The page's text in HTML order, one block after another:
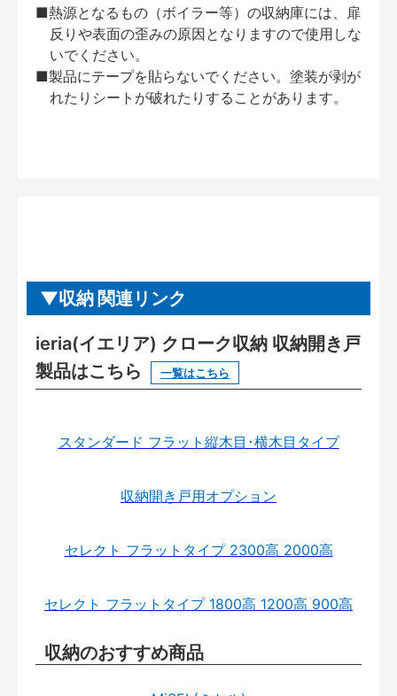
■熱源となるもの（ボイラー等）の収納庫には、扉
反りや表面の歪みの原因となりますので使用しな
いでください。
■製品にテープを貼らないでください。塗装が剥が
れたりシートが破れたりすることがあります。
収納 関連リンク
ieria(イエリア) クローク収納 収納開き戸
製品はこちら
一覧はこちら
スタンダード フラット縦木目･横木目タイプ
収納開き戸用オプション
セレクト フラットタイプ 2300高 2000高
セレクト フラットタイプ 1800高 1200高 900高
収納のおすすめ商品